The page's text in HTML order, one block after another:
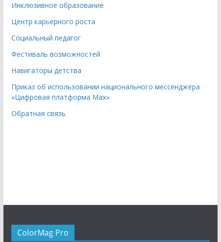
Инклюзивное образование
Центр карьерного роста
Социальный педагог
Фестиваль возможностей
Навигаторы детства
Приказ об использовании национального мессенджера
«Цифровая платформа Мах»
Обратная связь
ColorMag Pro